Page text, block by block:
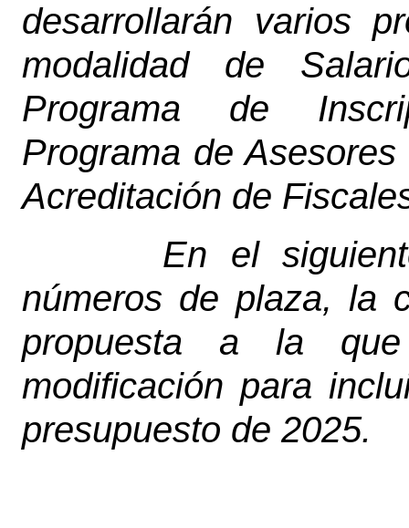
desarrollarán varios
modalidad de
Programa de
Programa de
Acreditación de
En el
números de plaza, la
propuesta a la
modificación para
presupuesto de 2025.